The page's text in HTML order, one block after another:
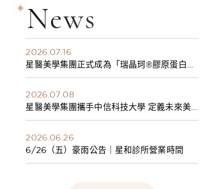
News
2026.07.16
星醫美學集團正式成為「瑞晶珂®膠原蛋白植
入劑」台灣獨家總代理
2026.07.08
星醫美學集團攜手中信科技大學 定義未來美
學人才新標準 建構健康美學產學共育模式 串
2026.06.26
6/26（五）豪雨公告｜星和診所營業時間